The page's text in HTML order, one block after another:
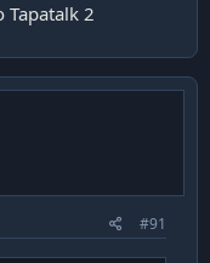
Tapatalk 2
#91